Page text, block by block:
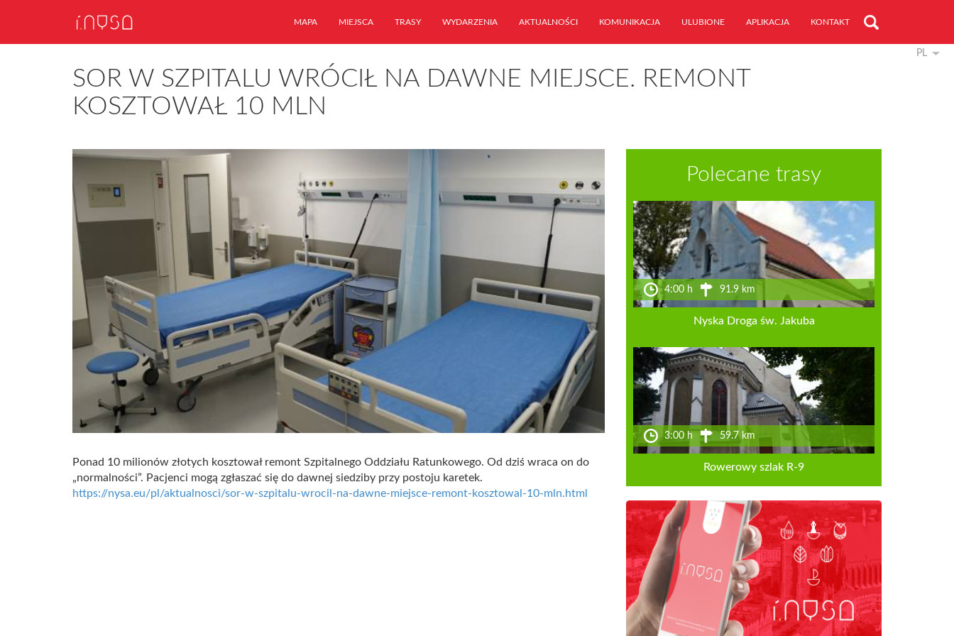
MAPA MIEJSCA TRASY WYDARZENIA AKTUALNOŚCI KOMUNIKACJA ULUBIONE APLIKACJA KONTAKT
PL
SOR W SZPITALU WRÓCIŁ NA DAWNE MIEJSCE. REMONT
KOSZTOWAŁ 10 MLN
Ponad 10 milionów złotych kosztował remont Szpitalnego Oddziału Ratunkowego. Od dziś wraca on do
„normalności”. Pacjenci mogą zgłaszać się do dawnej siedziby przy postoju karetek.
https://nysa.eu/pl/aktualnosci/sor-w-szpitalu-wrocil-na-dawne-miejsce-remont-kosztowal-10-mln.html
Polecane trasy
4:00 h 91.9 km
Nyska Droga św. Jakuba
3:00 h 59.7 km
Rowerowy szlak R-9